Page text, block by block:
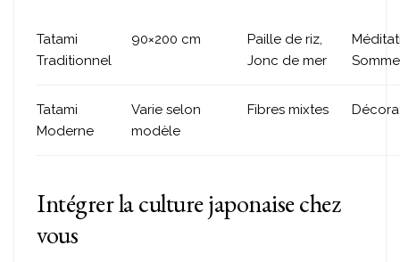
Tatami
Traditionnel
90×200 cm
Paille de riz,
Jonc de mer
Tatami
Moderne
Varie selon
modèle
Fibres mixtes
Intégrer la culture japonaise chez
vous